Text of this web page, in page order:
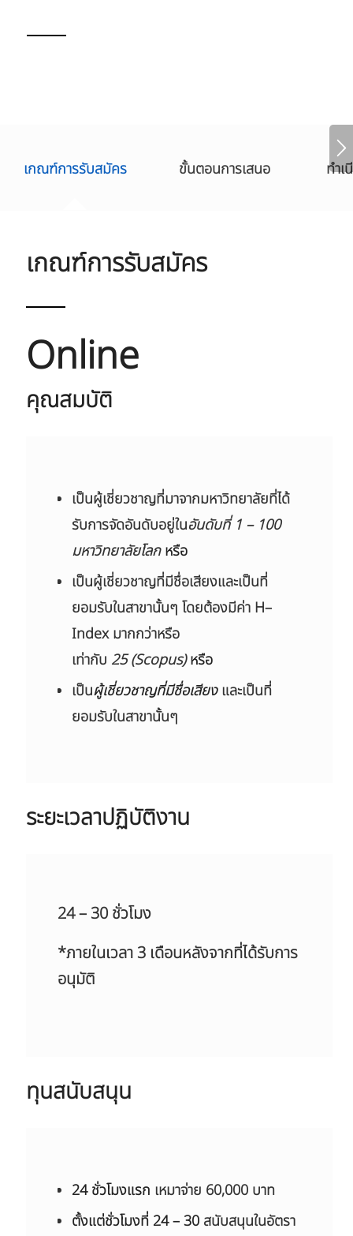
เกณฑ์การรับสมัคร ขั้นตอนการเสนอ ทำ
เกณฑ์การรับสมัคร
Online
คุณสมบัติ
เป็นผู้เชี่ยวชาญที่มาจากมหาวิทยาลัยที่ได้
รับการจัดอันดับอยู่ในอันดับที่ 1 – 100
มหาวิทยาลัยโลกหรือ
เป็นผู้เชี่ยวชาญที่มีชื่อเสียงและเป็นที่
ยอมรับในสาขานั้นๆ โดยต้องมีค่า H–
Index มากกว่าหรือ
เท่ากับ 25(Scopus)หรือ
เป็นผู้เชี่ยวชาญที่มีชื่อเสียงและเป็นที่
ยอมรับในสาขานั้นๆ
ระยะเวลาปฏิบัติงาน
24 – 30 ชั่วโมง
*ภายในเวลา 3 เดือนหลังจากที่ได้รับการ
อนุมัติ
ทุนสนับสนุน
24 ชั่วโมงแรก เหมาจ่าย 60,000 บาท
ตั้งแต่ชั่วโมงที่ 24 – 30 สนับสนุนในอัตรา